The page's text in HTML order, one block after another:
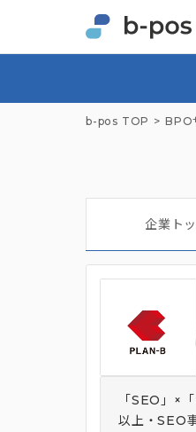
b-pos TOP BPO
企業ト
「SEO」×
以上・SEO